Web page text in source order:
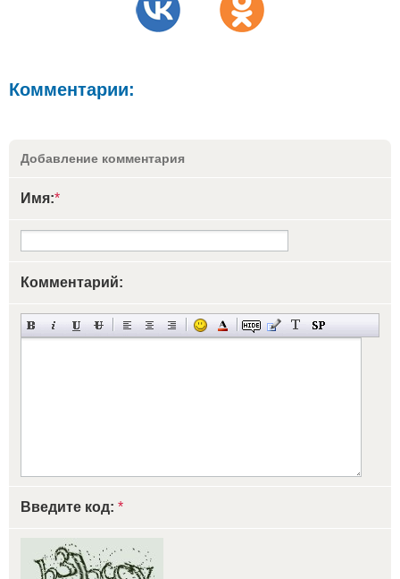
Комментарии:
Добавление комментария
Имя:*
Комментарий:
Введите код: *